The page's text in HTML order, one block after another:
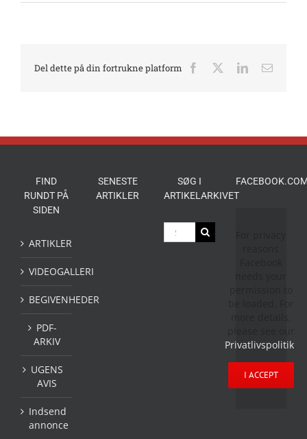
Del dette på din fortrukne platform Facebook LinkedIn
E-
FIND
RUNDT PÅ
SIDEN
ARTIKLER
VIDEOGALLERI
BEGIVENHEDER
PDF-
ARKIV
UGENS
AVIS
Indsend
annonce
SENESTE
ARTIKLER
SØG I
ARTIKELARKIVET
Søg
efter:
Privatlivspolitik
I ACCEPT